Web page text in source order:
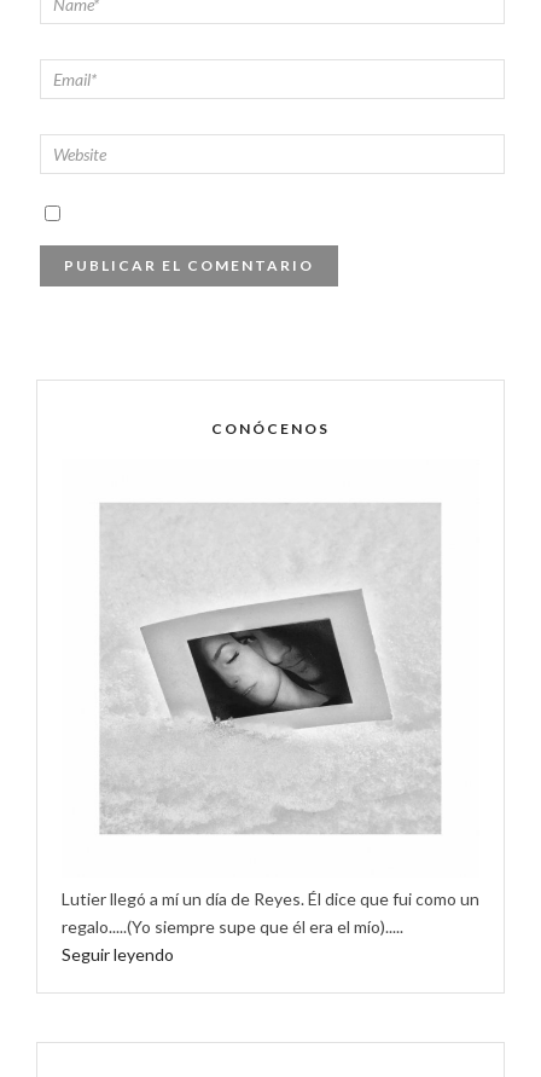
CONÓCENOS
Lutier llegó a mí un día de Reyes. Él dice que fui como un
regalo.....(Yo siempre supe que él era el mío).....
Seguir leyendo